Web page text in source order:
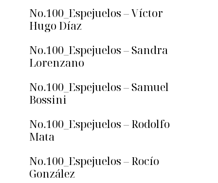
No.100_Espejuelos – Víctor
Hugo Díaz
No.100_Espejuelos – Sandra
Lorenzano
No.100_Espejuelos – Samuel
Bossini
No.100_Espejuelos – Rodolfo
Mata
No.100_Espejuelos – Rocío
González